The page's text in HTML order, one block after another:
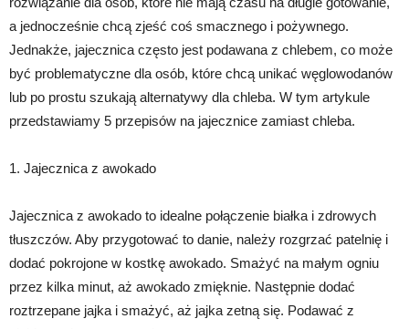
a jednocześnie chcą zjeść coś smacznego i pożywnego.
Jednakże, jajecznica często jest podawana z chlebem, co może
być problematyczne dla osób, które chcą unikać węglowodanów
lub po prostu szukają alternatywy dla chleba. W tym artykule
przedstawiamy 5 przepisów na jajecznice zamiast chleba.
1. Jajecznica z awokado
Jajecznica z awokado to idealne połączenie białka i zdrowych
tłuszczów. Aby przygotować to danie, należy rozgrzać patelnię i
dodać pokrojone w kostkę awokado. Smażyć na małym ogniu
przez kilka minut, aż awokado zmięknie. Następnie dodać
roztrzepane jajka i smażyć, aż jajka zetną się. Podawać z